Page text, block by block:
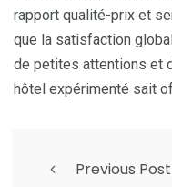
rapport qualité-prix et
que la satisfaction
de petites attentions et
hôtel expérimenté sait
Previous Post